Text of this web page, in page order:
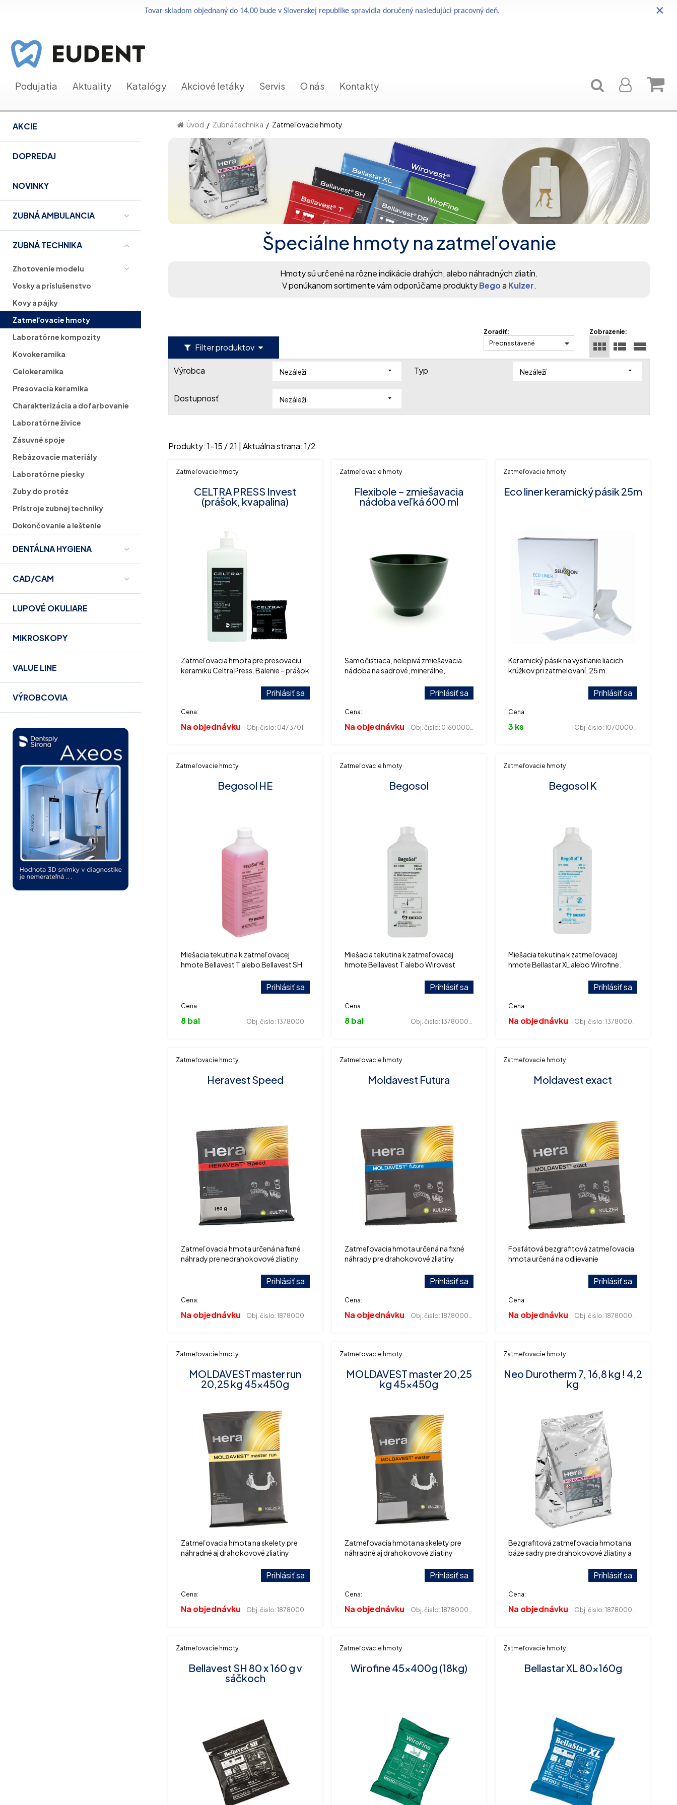
Tovar skladom objednaný do 14,00 bude v Slovenskej republike spravidla doručený nasledujúci pracovný deň. ×
Podujatia Aktuality Katalógy Akciové letáky Servis O nás Kontakty
AKCIE
DOPREDAJ
NOVINKY
ZUBNÁ AMBULANCIA
ZUBNÁ TECHNIKA
Zhotovenie modelu
Vosky a príslušenstvo
Kovy a pájky
Zatmeľovacie hmoty
Laboratórne kompozity
Kovokeramika
Celokeramika
Presovacia keramika
Charakterizácia a dofarbovanie
Laboratórne živice
Zásuvné spoje
Rebázovacie materiály
Laboratórne piesky
Zuby do protéz
Prístroje zubnej techniky
Dokončovanie a leštenie
DENTÁLNA HYGIENA
CAD/CAM
LUPOVÉ OKULIARE
MIKROSKOPY
VALUE LINE
VÝROBCOVIA
Úvod Zubná technika Zatmeľovacie hmoty
Špeciálne hmoty na zatmeľovanie
Hmoty sú určené na rôzne indikácie drahých, alebo náhradných zliatín.
V ponúkanom sortimente vám odporúčame produktyBegoa Kulzer.
Filter produktov
Zobrazenie:
Zoradiť:
Prednastavené
Výrobca Nezáleží Typ Nezáleží
Dostupnosť Nezáleží
Produkty: 1-15 /21 | Aktuálna strana: 1/2
Zatmeľovacie hmoty
CELTRA PRESS Invest
(prášok, kvapalina)
Zatmeľovacia hmota pre presovaciu
keramiku Celtra Press. Balenie – prášok
Cena:
Prihlásiť sa
Na objednávku Obj. čislo: 047370129
Zatmeľovacie hmoty
Flexibole – zmiešavacia
nádoba veľká 600 ml
Samočistiaca, nelepivá zmiešavacia
nádoba na sadrové, minerálne,
Cena:
Prihlásiť sa
Na objednávku Obj. čislo: 016000010
Zatmeľovacie hmoty
Eco liner keramický pásik 25m
Keramický pásik na vystlanie liacich
krúžkov pri zatmelovaní, 25 m.
Cena:
Prihlásiť sa
3 ks Obj. čislo: 107000042
Zatmeľovacie hmoty
Begosol HE
Miešacia tekutina k zatmeľovacej
hmote Bellavest T alebo Bellavest SH
Cena:
Prihlásiť sa
8 bal Obj. čislo:137800003
Zatmeľovacie hmoty
Begosol
Miešacia tekutina k zatmeľovacej
hmote Bellavest T alebo Wirovest
Cena:
Prihlásiť sa
8 bal Obj. čislo: 137800009
Zatmeľovacie hmoty
Begosol K
Miešacia tekutina k zatmeľovacej
hmote Bellastar XL alebo Wirofine.
Cena:
Prihlásiť sa
Na objednávku Obj. čislo: 137800005
Zatmeľovacie hmoty
Heravest Speed
Zatmeľovacia hmota určená na fixné
náhrady pre nedrahokovové zliatiny
Cena:
Prihlásiť sa
Na objednávku Obj. čislo:187800025
Zatmeľovacie hmoty
Moldavest Futura
Zatmeľovacia hmota určená na fixné
náhrady pre drahokovové zliatiny
Cena:
Prihlásiť sa
Na objednávku Obj. čislo: 187800012
Zatmeľovacie hmoty
Moldavest exact
Fosfátová bezgrafitová zatmeľovacia
hmota určená na odlievanie
Cena:
Prihlásiť sa
Na objednávku Obj. čislo: 187800008
Zatmeľovacie hmoty
MOLDAVEST master run
20,25 kg 45x450g
Zatmeľovacia hmota na skelety pre
náhradné aj drahokovové zliatiny
Cena:
Prihlásiť sa
Na objednávku Obj. čislo:187800018
Zatmeľovacie hmoty
MOLDAVEST master 20,25
kg 45x450g
Zatmeľovacia hmota na skelety pre
náhradné aj drahokovové zliatiny
Cena:
Prihlásiť sa
Na objednávku Obj. čislo: 187800017
Zatmeľovacie hmoty
Neo Durotherm 7, 16,8 kg ! 4,2
kg
Bezgrafitová zatmeľovacia hmota na
báze sadry pre drahokovové zliatiny a
Cena:
Prihlásiť sa
Na objednávku Obj. čislo: 187800019
Zatmeľovacie hmoty
Bellavest SH 80 x 160 g v
sáčkoch
Zatmeľovacie hmoty
Wirofine 45x400g (18kg)
Zatmeľovacie hmoty
Bellastar XL 80x160g